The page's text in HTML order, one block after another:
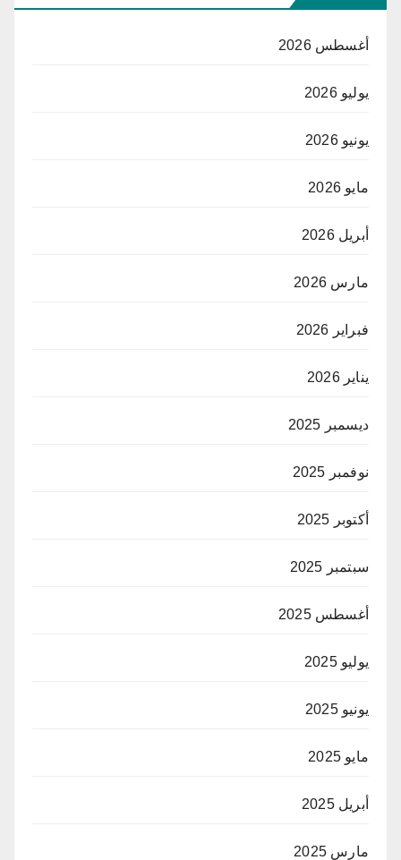
أغسطس 2026
يوليو 2026
يونيو 2026
مايو 2026
أبريل 2026
مارس 2026
فبراير 2026
يناير 2026
ديسمبر 2025
نوفمبر 2025
أكتوبر 2025
سبتمبر 2025
أغسطس 2025
يوليو 2025
يونيو 2025
مايو 2025
أبريل 2025
مارس 2025